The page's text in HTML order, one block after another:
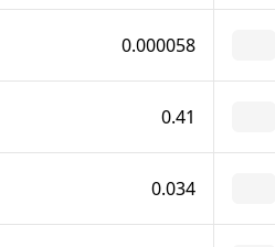
0.000058
0.41
0.034